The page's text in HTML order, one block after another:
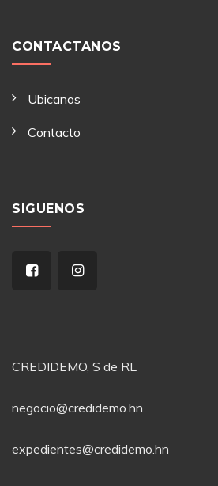
CONTACTANOS
Ubicanos
Contacto
SIGUENOS
CREDIDEMO, S de RL
negocio@credidemo.hn
expedientes@credidemo.hn